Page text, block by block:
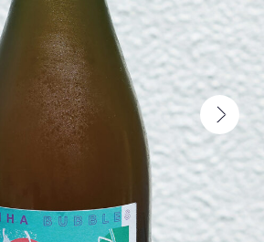
DISTILLERY
STORIES